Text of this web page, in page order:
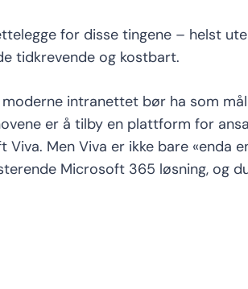
for disse tingene – helst
tidkrevende og kostbart.
intranettet bør ha som
er å tilby en plattform for
Viva. Men Viva er ikkebare«enda
Microsoft 365 løsning, og